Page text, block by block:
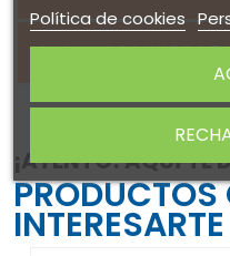
Sobre
¡ATENTO! AQUÍ TE
PRODUCTOS
INTERESARTE
Política de cookies